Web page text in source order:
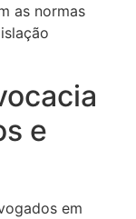
as normas
e
em